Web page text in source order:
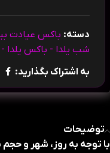
دسته: باکس عیادت
شب یلدا - باکس یلدا
به اشتراک بگذارید:
توضیحات
با توجه به روز، شهر و